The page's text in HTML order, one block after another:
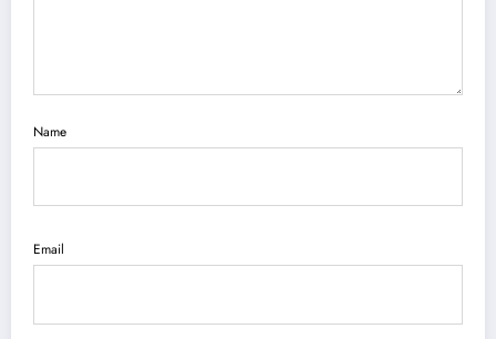
Name
Email